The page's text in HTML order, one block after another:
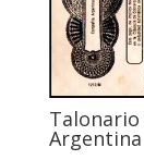
Talonario
Argentina